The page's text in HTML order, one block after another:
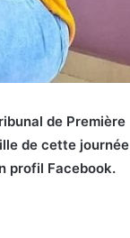
de Première
de cette journée
profil Facebook.